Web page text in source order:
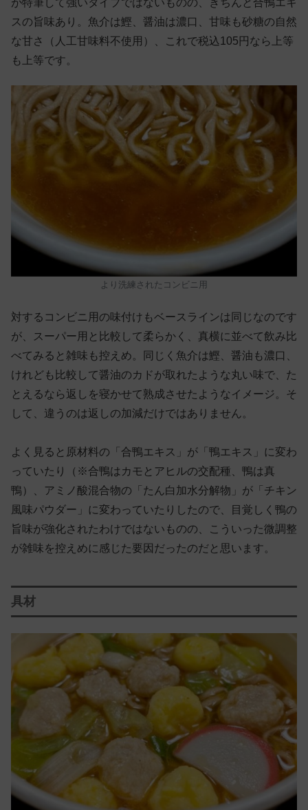
スの旨味あり。魚介は鰹、醤油は濃口、甘味も砂糖の自然
な甘さ（人工甘味料不使用）、これで税込105円なら上等
も上等です。
より洗練されたコンビニ用
対するコンビニ用の味付けもベースラインは同じなのです
が、スーパー用と比較して柔らかく、真横に並べて飲み比
べてみると雑味も控えめ。同じく魚介は鰹、醤油も濃口、
けれども比較して醤油のカドが取れたような丸い味で、た
とえるなら返しを寝かせて熟成させたようなイメージ。そ
して、違うのは返しの加減だけではありません。
よく見ると原材料の「合鴨エキス」が「鴨エキス」に変わ
っていたり（※合鴨はカモとアヒルの交配種、鴨は真
鴨）、アミノ酸混合物の「たん白加水分解物」が「チキン
風味パウダー」に変わっていたりしたので、目覚しく鴨の
旨味が強化されたわけではないものの、こういった微調整
が雑味を控えめに感じた要因だったのだと思います。
具材